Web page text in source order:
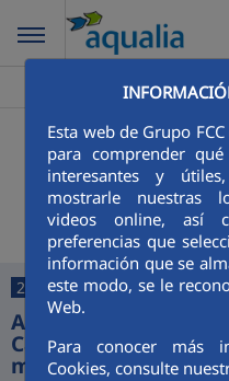
Esta web de Grupo
para comprender
interesantes y
mostrarle nuestras
videos online, así
preferencias que
información que se
este modo, se le
Web.
Para conocer más
Cookies, consulte
>San Juan Del
27/07/2026
Aqualia desarrollará
Cajamarca y
millones de euros